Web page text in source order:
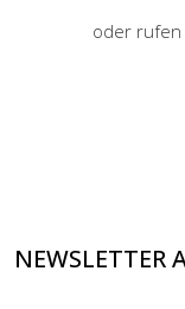
oder rufen
NEWSLETTER